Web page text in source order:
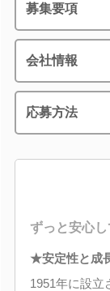
募集要項
会社情報
応募方法
ずっと安心
★安定性と成
1951年に設立